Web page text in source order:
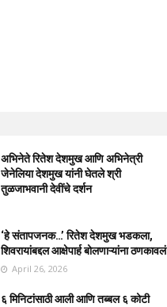
अभिनेते रितेश देशमुख आणि अभिनेत्री
जेनेलिया देशमुख यांनी घेतले श्री
तुळजाभवानी देवींचे दर्शन
‘हे संतापजनक…’ रितेश देशमुख भडकला,
शिवरायांबद्दल आक्षेपार्ह बोलणाऱ्यांना ठणकावलं
April 26, 2026
६ मिनिटांसाठी आली आणि तब्बल ६ कोटी